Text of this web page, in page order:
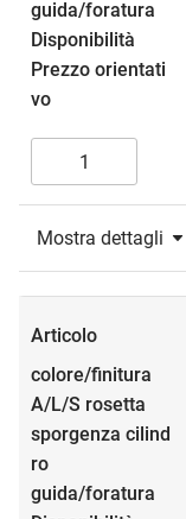
Mostra dettagli